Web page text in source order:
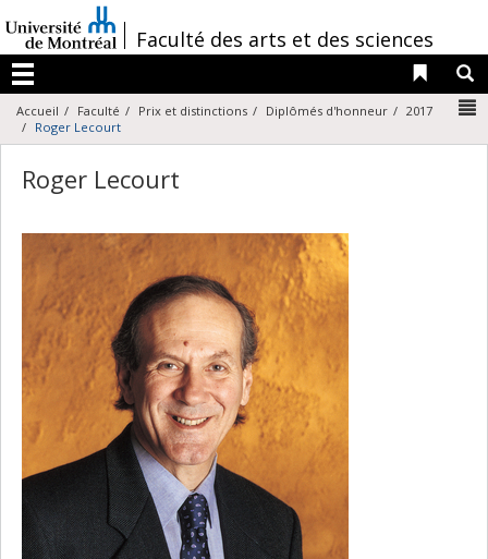
au
contenu
/Faculté des arts et des sciences
Menu
Liens
Accueil Faculté Prix et distinctions Diplômés d'honneur
2017
Roger Lecourt
Roger Lecourt